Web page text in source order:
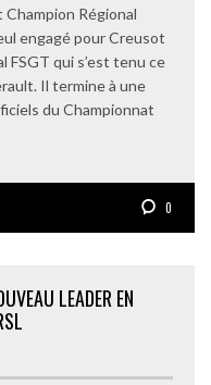
Régional
engagé pour Creusot
FSGT qui s’est tenu ce
Il termine à une
du Championnat
0
LEADER EN